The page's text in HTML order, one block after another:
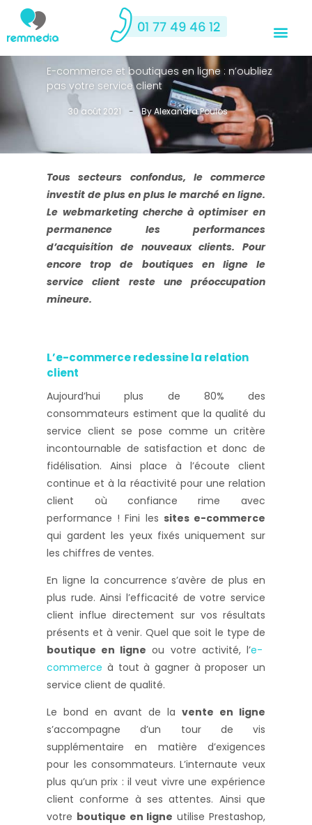
E-commerce et boutiques en ligne : n’oubliez
pas votre service client
30 août 2021 - ByAlexandra Poulos
Tous secteurs confondus, le commerce
investit de plus en plus le marché en ligne.
Le webmarketing cherche à optimiser en
permanence les performances
d’acquisition de nouveaux clients. Pour
encore trop de boutiques en ligne le
service client reste une préoccupation
mineure.
L’e-commerce redessine la relation
client
Aujourd’hui plus de 80% des
consommateurs estiment que la qualité du
service client se pose comme un critère
incontournable de satisfaction et donc de
fidélisation. Ainsi place à l’écoute client
continue et à la réactivité pour une relation
client où confiance rime avec
performance ! Fini les sites e-commerce
qui gardent les yeux fixés uniquement sur
les chiffres de ventes.
En ligne la concurrence s’avère de plus en
plus rude. Ainsi l’efficacité de votre service
client influe directement sur vos résultats
présents et à venir. Quel que soit le type de
boutique en ligne ou votre activité, l’e-
commerce à tout à gagner à proposer un
service client de qualité.
Le bond en avant de la vente en ligne
s’accompagne d’un tour de vis
supplémentaire en matière d’exigences
pour les consommateurs. L’internaute veux
plus qu’un prix : il veut vivre une expérience
client conforme à ses attentes. Ainsi que
votre boutique en ligne utilise Prestashop,